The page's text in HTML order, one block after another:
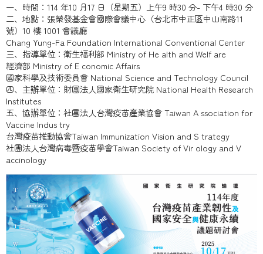
一、時間：114 年10 月17 日（星期五）上午9 時30 分- 下午4 時30 分
二、地點：張榮發基金會國際會議中心（台北市中正區中山南路11
號）10 樓 1001 會議廳
Chang Yung-Fa Foundation International Conventional Center
三、指導單位：衛生福利部 Ministry of He alth and Welf are
經濟部 Ministry of E conomic Affairs
國家科學及技術委員會 National Science and Technology Council
四、主辦單位：財團法人國家衛生研究院 National Health Research
Institutes
五、協辦單位：社團法人台灣疫苗產業協會 Taiwan A ssociation for
Vaccine Indus try
台灣疫苗推動協會Taiwan Immunization Vision and S trategy
社團法人台灣病毒暨疫苗學會Taiwan Society of Vir ology and V
accinology